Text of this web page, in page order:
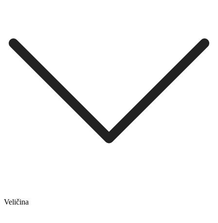
Veličina